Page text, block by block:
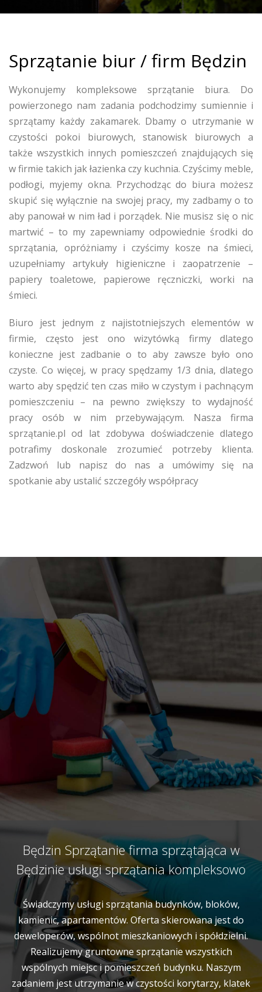
Sprzątanie biur / firm Będzin
Wykonujemy kompleksowe sprzątanie biura. Do
powierzonego nam zadania podchodzimy sumiennie i
sprzątamy każdy zakamarek. Dbamy o utrzymanie w
czystości pokoi biurowych, stanowisk biurowych a
także wszystkich innych pomieszczeń znajdujących się
w firmie takich jak łazienka czy kuchnia. Czyścimy meble,
podłogi, myjemy okna. Przychodząc do biura możesz
skupić się wyłącznie na swojej pracy, my zadbamy o to
aby panował w nim ład i porządek. Nie musisz się o nic
martwić – to my zapewniamy odpowiednie środki do
sprzątania, opróżniamy i czyścimy kosze na śmieci,
uzupełniamy artykuły higieniczne i zaopatrzenie –
papiery toaletowe, papierowe ręczniczki, worki na
śmieci.
Biuro jest jednym z najistotniejszych elementów w
firmie, często jest ono wizytówką firmy dlatego
konieczne jest zadbanie o to aby zawsze było ono
czyste. Co więcej, w pracy spędzamy 1/3 dnia, dlatego
warto aby spędzić ten czas miło w czystym i pachnącym
pomieszczeniu – na pewno zwiększy to wydajność
pracy osób w nim przebywającym. Nasza firma
sprzątanie.pl od lat zdobywa doświadczenie dlatego
potrafimy doskonale zrozumieć potrzeby klienta.
Zadzwoń lub napisz do nas a umówimy się na
spotkanie aby ustalić szczegóły współpracy
Będzin Sprzątanie firma sprzątająca w
Będzinie usługi sprzątania kompleksowo
Świadczymy usługi sprzątania budynków, bloków,
kamienic, apartamentów. Oferta skierowana jest do
deweloperów, wspólnot mieszkaniowych i spółdzielni.
Realizujemy gruntowne sprzątanie wszystkich
wspólnych miejsc i pomieszczeń budynku. Naszym
zadaniem jest utrzymanie w czystości korytarzy, klatek